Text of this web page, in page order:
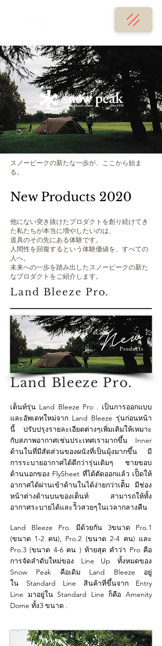
スノーピークの新たな一歩が、ここから始ま
る。
New Products 2020
他にない突き抜けたプロダクトを創り続けてき
た私たちが本当に増やしたいのは、
道具のその先にある体験です。
人間性を回復するという体験価値を、すべての
人へ。
未来への一歩を踏み出したスノーピークの新た
なプロダクトをご紹介します。
Land Bleeze Pro.
Land Bleeze Pro.
เต็นท์รุ่น Land Bleeze Pro . เป็นการออกแบบ
และอัพเดทใหม่จาก Land Bleeze รุ่นก่อนหน้า
นี้ ปรับปรุงรายละเอียดต่างๆเพิ่มเติมให้เหมาะ
กับสภาพอากาศเช่นประเทศเรามากขึ้น Inner
ด้านในที่มีสัดส่วนของผนังที่เป็นมุ้งมากขึ้น มี
การระบายอากาศได้ดีกว่ารุ่นเดิมๆ ชายขอบ
ด้านนอกของ FlySheet ที่ได้ตัดออกแล้ว เปิิดให้
อากาศได้ผ่านเข้าด้านในได้ง่ายกว่าเดิิม มีช่อง
หน้าต่างด้านบนของเต็นท์ สามารถให้ทั้ง
อากาศระบายได้และวิิวสวยๆในเวลากลางคืน
Land Bleeze Pro. มีด้วยกัน 3ขนาด Pro.1
(ขนาด 1-2 คน), Pro.2 (ขนาด 2-4 คน) และ
Pro.3 (ขนาด 4-6 คน ) ท้ายสุด คำว่า Pro คือ
การจัดลำดับใหม่ของ Line Up ทั้งหมดของ
Snow Peak คือเดิม Land Bleeze อยู่
ใน Standard Line สินค้าที่ขึ้นจาก Entry
Line มาอยู่ใน Standard Line ก็คือ Amenity
Dome ทั้ง3 ขนาด .